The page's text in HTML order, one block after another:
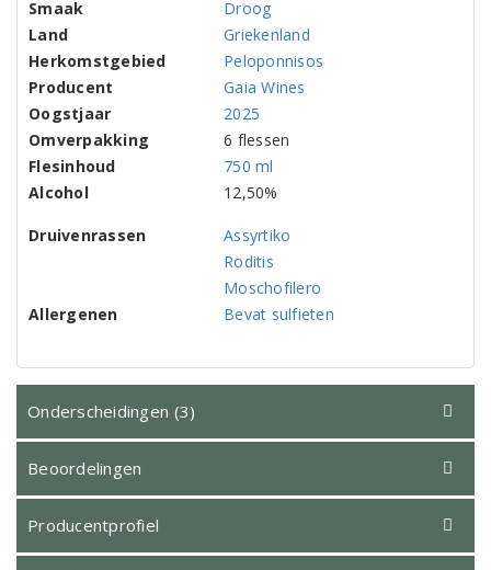
Smaak
Droog
Land
Griekenland
Herkomstgebied
Peloponnisos
Producent
Gaia Wines
Oogstjaar
2025
Omverpakking
6 flessen
Flesinhoud
750 ml
Alcohol
12,50%
Druivenrassen
Assyrtiko
Roditis
Moschofilero
Allergenen
Bevat sulfieten
Onderscheidingen (3)
Beoordelingen
Producentprofiel